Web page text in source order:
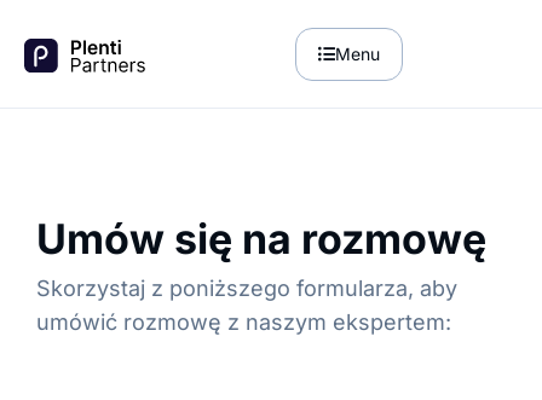
Menu
Umów się na rozmowę
Skorzystaj z poniższego formularza, aby
umówić rozmowę z naszym ekspertem: